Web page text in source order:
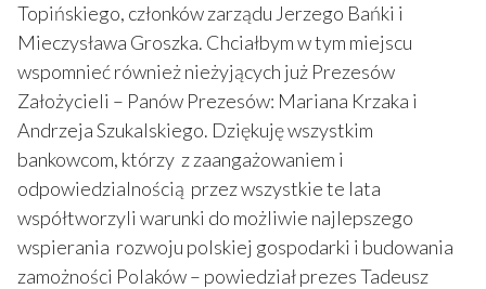
Topińskiego, członków zarządu Jerzego Bańki i
Mieczysława Groszka. Chciałbym w tym miejscu
wspomnieć również nieżyjących już Prezesów
Założycieli – Panów Prezesów: Mariana Krzaka i
Andrzeja Szukalskiego. Dziękuję wszystkim
bankowcom, którzy z zaangażowaniem i
odpowiedzialnością przez wszystkie te lata
współtworzyli warunki do możliwie najlepszego
wspierania rozwoju polskiej gospodarki i budowania
zamożności Polaków – powiedział prezes Tadeusz